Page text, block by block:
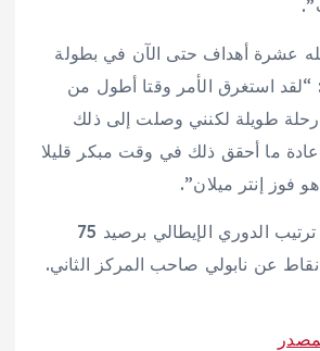
عشرة أهداف حتى الآن في بطولة
“لقد استغرق الأمر وقتا أطول من
رحلة طويلة لكنني وصلت إلى ذلك
عادة ما أحقق ذلك في وقت مبكر قليلا
فوز إنتر ميلان”.
ويتصدر إنتر ميلان ترتيب الدوري الإيطالي برصيد 75
عن نابولي صاحب المركز الثاني.